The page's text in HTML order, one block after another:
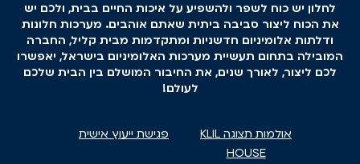
לחלון יש כוח לשפר ולהשפיע על איכות החיים בבית, ולכם יש
את הכוח ליצור סביבה ביתית שאתם אוהבים. מערכות חלונות
ודלתות אלומיניום חדשניות ומתקדמות מבית קליל, החברה
המובילה בתחום תעשיית מערכות האלומיניום בישראל, יאפשרו
לכם ליצור, לאורך שנים, את החיבור המושלם בין הבית שלכם
לעולם!
אולמות תצוגה KLIL
HOUSE
פגישת ייעוץ אישית